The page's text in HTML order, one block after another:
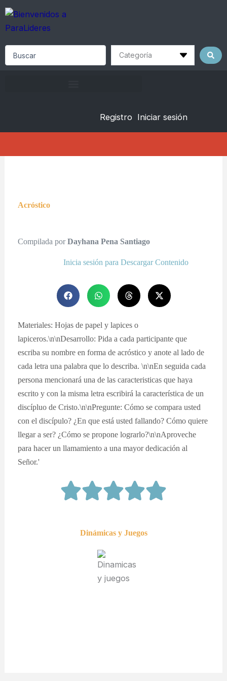
Skip
content
Registro Iniciar sesión
Acróstico
Compilada porDayhana Pena Santiago
Inicia sesión para Descargar Contenido
Materiales: Hojas de papel y lapices o
lapiceros.\n\nDesarrollo: Pida a cada participante que
escriba su nombre en forma de acróstico y anote al lado de
cada letra una palabra que lo describa. \n\nEn seguida cada
persona mencionará una de las caracteristicas que haya
escrito y con la misma letra escribirá la característica de un
discípluo de Cristo.\n\nPregunte: Cómo se compara usted
con el discípulo? ¿En que está usted fallando? Cómo quiere
llegar a ser? ¿Cómo se propone lograrlo?\n\nAproveche
para hacer un llamamiento a una mayor dedicación al
Señor.'
Dinámicas y Juegos